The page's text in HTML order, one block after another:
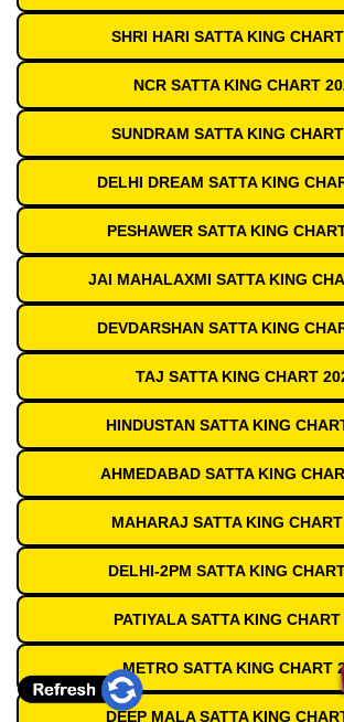
SHRI HARI SATTA KING
NCR SATTA KING CHART
SUNDRAM SATTA KING
DELHI DREAM SATTA KING
PESHAWER SATTA KING
JAI MAHALAXMI SATTA KING
DEVDARSHAN SATTA KING
TAJ SATTA KING CHART
HINDUSTAN SATTA KING
AHMEDABAD SATTA KING
MAHARAJ SATTA KING
DELHI-2PM SATTA KING
PATIYALA SATTA KING
METRO SATTA KING CHART
DEEP MALA SATTA KING